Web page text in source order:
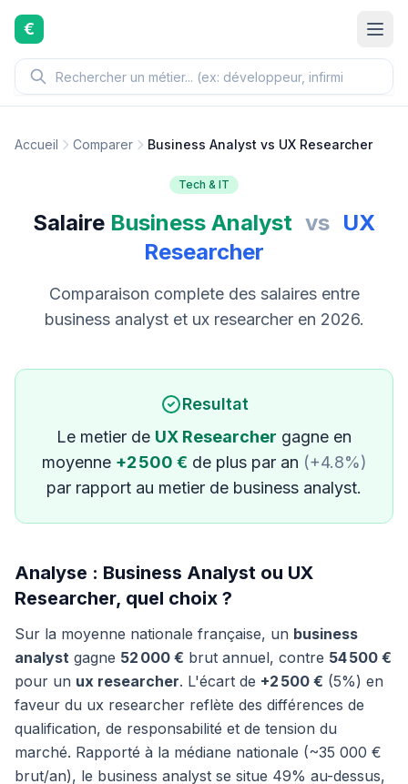
Aller au contenu principal
€
Accueil Comparer Business Analyst vs UX Researcher
Tech & IT
Salaire Business Analyst vs UX
Researcher
Comparaison complete des salaires entre
business analyst et ux researcher en 2026.
Resultat
Le metier de UX Researcher gagne en
moyenne +2 500 € de plus par an (+4.8%)
par rapport au metier de business analyst.
Analyse : Business Analyst ou UX
Researcher, quel choix ?
Sur la moyenne nationale française, un business
analyst gagne 52 000 € brut annuel, contre 54 500 €
pour un ux researcher. L'écart de +2 500 € (5%) en
faveur du ux researcher reflète des différences de
qualification, de responsabilité et de tension du
marché. Rapporté à la médiane nationale (~35 000 €
brut/an), le business analyst se situe 49% au-dessus,